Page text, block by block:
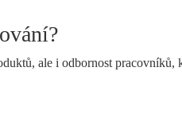
ale i odbornost